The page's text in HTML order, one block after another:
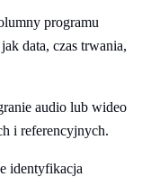
programu
data, czas trwania,
audio lub wideo
i referencyjnych.
identyfikacja